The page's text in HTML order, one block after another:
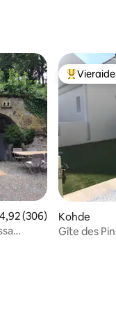
arvio
4,92 (306)
Vieraiden
Kohde
Gîte des